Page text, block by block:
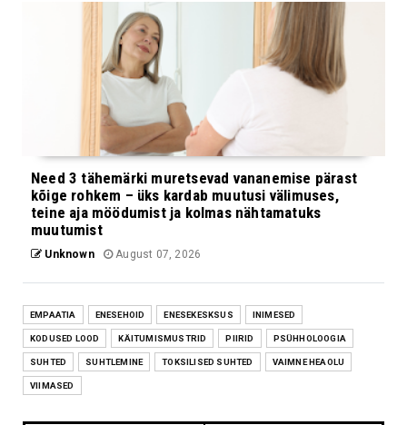
Need 3 tähemärki muretsevad vananemise pärast
kõige rohkem – üks kardab muutusi välimuses,
teine aja möödumist ja kolmas nähtamatuks
muutumist
Unknown August 07, 2026
EMPAATIA ENESEHOID ENESEKESKSUS INIMESED
KODUSED LOOD KÄITUMISMUSTRID PIIRID PSÜHHOLOOGIA
SUHTED SUHTLEMINE TOKSILISED SUHTED VAIMNE HEAOLU
VIIMASED